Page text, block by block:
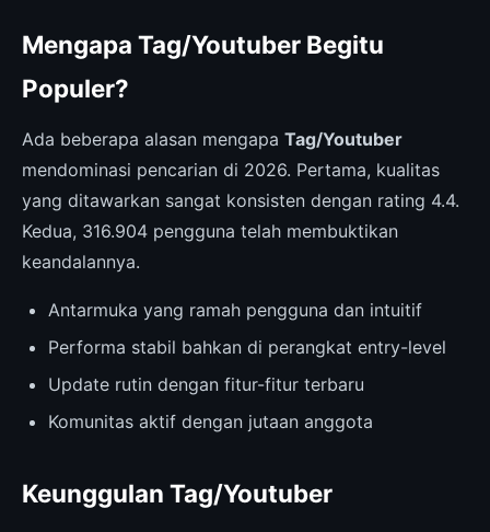
Mengapa Tag/Youtuber Begitu
Populer?
Ada beberapa alasan mengapa Tag/Youtuber
mendominasi pencarian di 2026. Pertama, kualitas
yang ditawarkan sangat konsisten dengan rating 4.4.
Kedua, 316.904 pengguna telah membuktikan
keandalannya.
Antarmuka yang ramah pengguna dan intuitif
Performa stabil bahkan di perangkat entry-level
Update rutin dengan fitur-fitur terbaru
Komunitas aktif dengan jutaan anggota
Keunggulan Tag/Youtuber